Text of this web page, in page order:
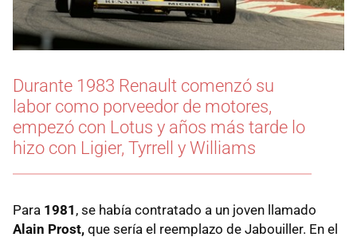
Durante 1983 Renault comenzó su
labor como porveedor de motores,
empezó con Lotus y años más tarde lo
hizo con Ligier, Tyrrell y Williams
Para 1981 , se había contratado a un joven llamado
Alain Prost, que sería el reemplazo de Jabouiller. En el